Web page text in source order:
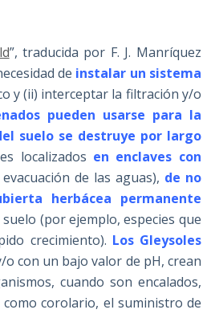
”, traducida por F. J. Manríquez
de instalar un sistema
y (ii) interceptar la filtración y/o
pueden usarse para la
suelo se destruye por largo
localizados en enclaves con
de las aguas), de no
herbácea permanente
(por ejemplo, especies que
crecimiento). Los Gleysoles
con un bajo valor de pH, crean
cuando son encalados,
como corolario, el suministro de